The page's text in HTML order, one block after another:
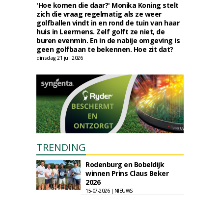
'Hoe komen die daar?' Monika Koning stelt
zich die vraag regelmatig als ze weer
golfballen vindt in en rond de tuin van haar
huis in Leermens. Zelf golft ze niet, de
buren evenmin. En in de nabije omgeving is
geen golfbaan te bekennen. Hoe zit dat?
dinsdag 21 juli 2026
TRENDING
Rodenburg en Bobeldijk
winnen Prins Claus Beker
2026
15-07-2026 | NIEUWS